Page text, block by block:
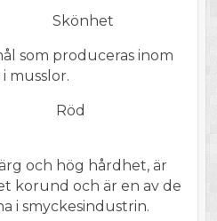
Skönhet
som produceras inom
musslor.
Röd
och hög hårdhet, är
korund och är en av de
i smyckesindustrin.